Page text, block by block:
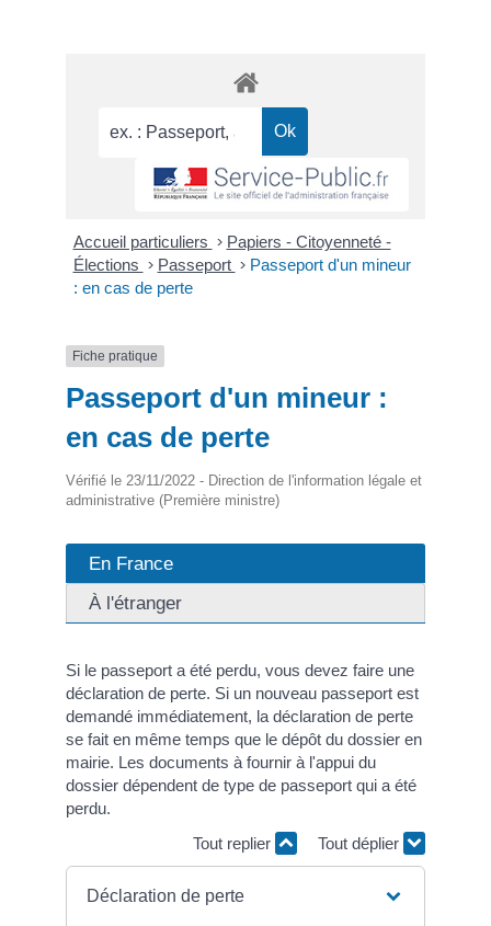
Accueil particuliers > Papiers - Citoyenneté -
Élections > Passeport > Passeport d'un mineur
: en cas de perte
Fiche pratique
Passeport d'un mineur :
en cas de perte
Vérifié le 23/11/2022 - Direction de l'information légale et
administrative (Première ministre)
En France
À l'étranger
Si le passeport a été perdu, vous devez faire une
déclaration de perte. Si un nouveau passeport est
demandé immédiatement, la déclaration de perte
se fait en même temps que le dépôt du dossier en
mairie. Les documents à fournir à l'appui du
dossier dépendent de type de passeport qui a été
perdu.
Tout replier
Tout déplier
Déclaration de perte